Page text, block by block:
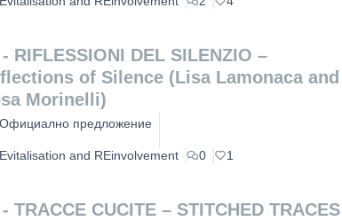
RIFLESSIONI DEL SILENZIO –
of Silence (Lisa Lamonaca and
Morinelli)
Официално предложение
and REinvolvement 0 1
TRACCE CUCITE – STITCHED TRACES